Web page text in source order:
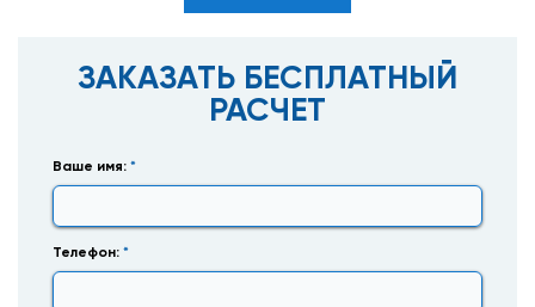
ЗАКАЗАТЬ БЕСПЛАТНЫЙ
РАСЧЕТ
Ваше имя: *
Телефон: *